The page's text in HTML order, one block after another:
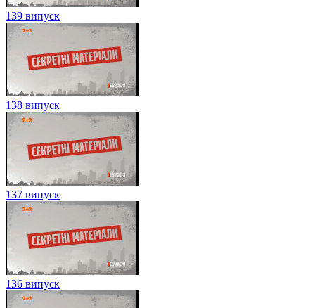
139 випуск
138 випуск
137 випуск
136 випуск